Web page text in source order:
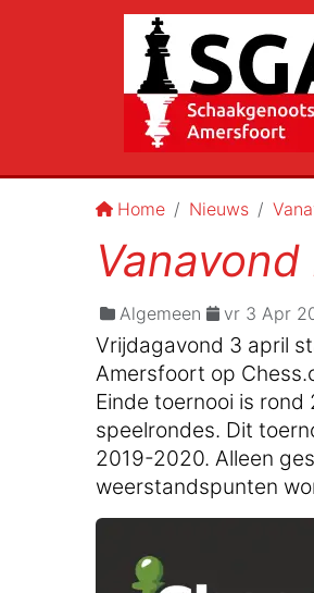
Home Nieuws
Algemeen vr 3 Apr
Vrijdagavond 3 april
Amersfoort op
Einde toernooi is rond
speelrondes. Dit
2019-2020. Alleen
weerstandspunten